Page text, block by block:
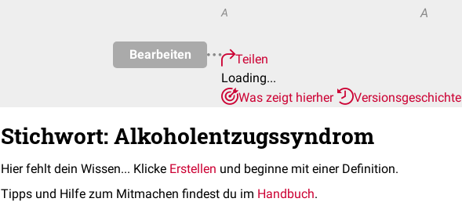
Bearbeiten
A A
Teilen
Loading...
Was zeigt hierher
Versionsgeschichte
Stichwort: Alkoholentzugssyndrom
Hier fehlt dein Wissen... Klicke Erstellen und beginne mit einer Definition.
Tipps und Hilfe zum Mitmachen findest du im Handbuch.